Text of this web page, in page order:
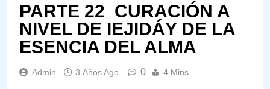
PARTE 22 CURACIÓN A
NIVEL DE IEJIDÁY DE LA
ESENCIA DEL ALMA
Admin 3 Años Ago 0 4 Mins